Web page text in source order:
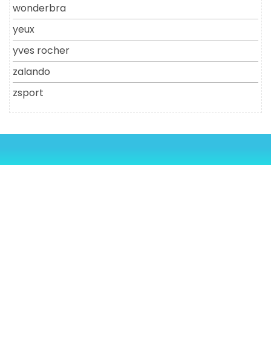
wonderbra
yeux
yves rocher
zalando
zsport